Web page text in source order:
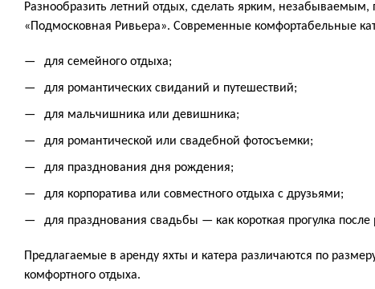
Разнообразить летний отдых, сделать ярким, незабываемым,
«Подмосковная Ривьера». Современные комфортабельные
для семейного отдыха;
для романтических свиданий и путешествий;
для мальчишника или девишника;
для романтической или свадебной фотосъемки;
для празднования дня рождения;
для корпоратива или совместного отдыха с друзьями;
для празднования свадьбы — как короткая прогулка
Предлагаемые в аренду яхты и катера различаются по
комфортного отдыха.